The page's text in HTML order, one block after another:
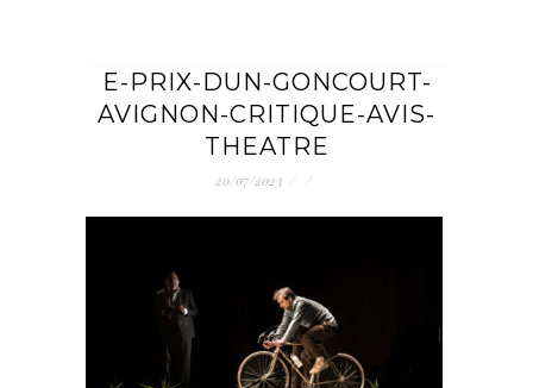
E-PRIX-DUN-GONCOURT-
AVIGNON-CRITIQUE-AVIS-
THEATRE
20/07/2023 / /